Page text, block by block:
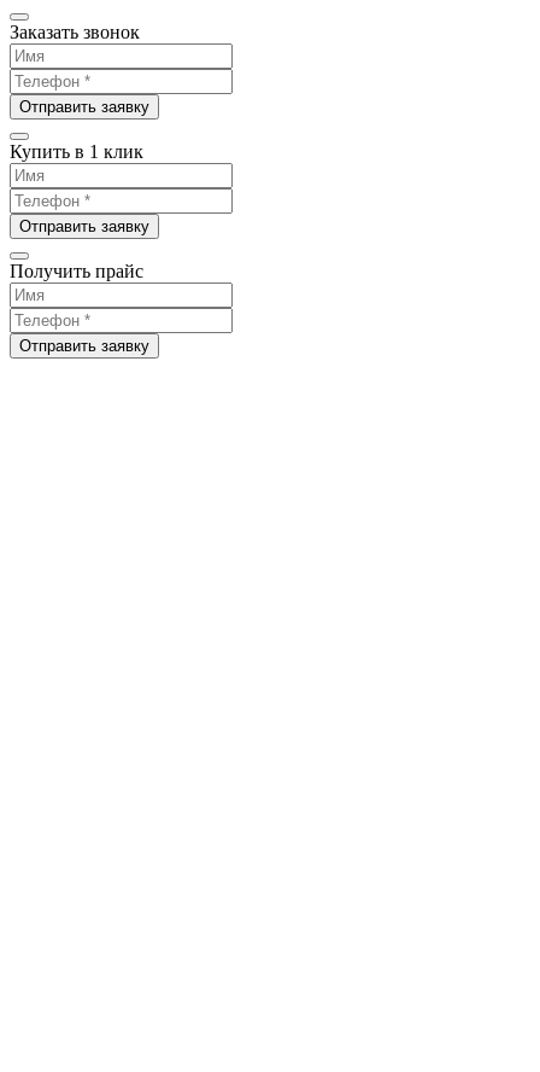
Заказать звонок
Отправить заявку
Купить в 1 клик
Отправить заявку
Получить прайс
Отправить заявку